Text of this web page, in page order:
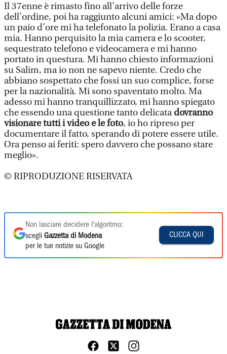
Il 37enne è rimasto fino all’arrivo delle forze
dell’ordine, poi ha raggiunto alcuni amici: «Ma dopo
un paio d’ore mi ha telefonato la polizia. Erano a casa
mia. Hanno perquisito la mia camera e lo scooter,
sequestrato telefono e videocamera e mi hanno
portato in questura. Mi hanno chiesto informazioni
su Salim, ma io non ne sapevo niente. Credo che
abbiano sospettato che fossi un suo complice, forse
per la nazionalità. Mi sono spaventato molto. Ma
adesso mi hanno tranquillizzato, mi hanno spiegato
che essendo una questione tanto delicatadovranno
visionare tutti i video e le foto, io ho ripreso per
documentare il fatto, sperando di potere essere utile.
Ora penso ai feriti: spero davvero che possano stare
meglio».
© RIPRODUZIONE RISERVATA
Non lasciare decidere l'algoritmo:
scegli Gazzetta di Modena
per le tue notizie su Google
CLICCA QUI